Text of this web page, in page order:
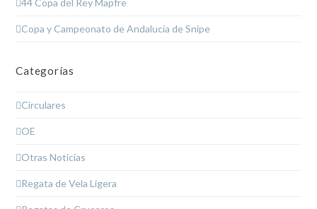
44 Copa del Rey Mapfre
Copa y Campeonato de Andalucía de Snipe
Categorías
Circulares
OE
Otras Noticias
Regata de Vela Ligera